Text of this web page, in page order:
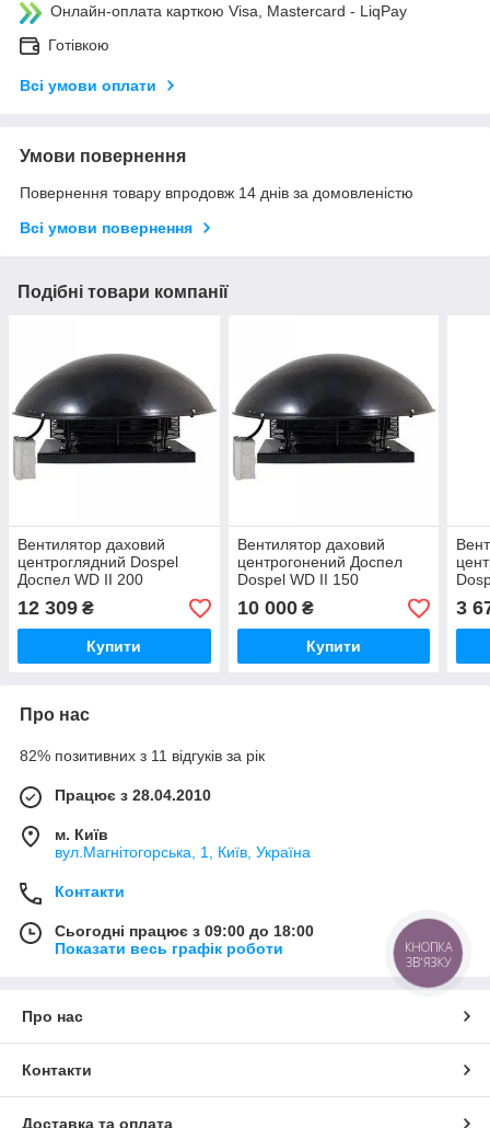
Онлайн-оплата карткою Visa, Mastercard - LiqPay
Готівкою
Всі умови оплати
Умови повернення
Повернення товару впродовж 14 днів за домовленістю
Всі умови повернення
Подібні товари компанії
Вентилятор даховий
центроглядний Dospel
Доспел WD II 200
12 309 ₴
Купити
Вентилятор даховий
центрогонений Доспел
Dospel WD II 150
10 000₴
Купити
3
Про нас
82% позитивних з 11 відгуків за рік
Працює з 28.04.2010
м. Київ
вул.Магнітогорська, 1, Київ, Україна
Контакти
Сьогодні працює з 09:00 до 18:00
Показати весь графік роботи
Про нас
Контакти
Доставка та оплата
КНОПКА
ЗВ'ЯЗКУ